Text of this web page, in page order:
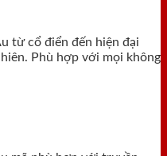
từ cổ điển đến hiện đại
Phù hợp với mọi không